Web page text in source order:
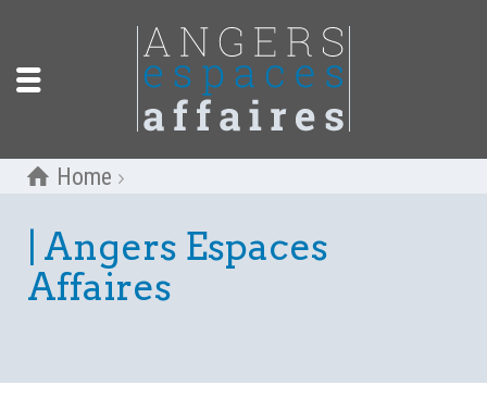
Home
| Angers Espaces
Affaires